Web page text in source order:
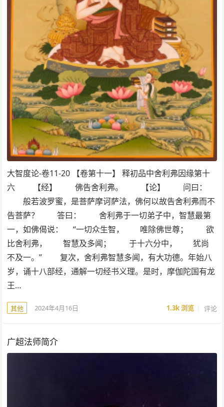
大智度论-卷11-20 【卷第十一】 释初品中舍利弗因缘第十
六 【经】 佛告舍利弗。 【论】 问曰：
般若波罗蜜，是菩萨摩诃萨法，佛何以故告舍利弗而不
告菩萨？ 答曰： 舍利弗于一切弟子中，智慧最第
一，如佛偈说： “一切众生智， 唯除佛世尊； 欲
比舍利弗， 智慧及多闻； 于十六分中， 犹尚
不及一。” 复次，舍利弗智慧多闻，有大功德。年始八
岁，诵十八部经，通解一切经书义理。是时，摩伽陀国有龙
王…
其他 2024年4月16日 1.3k浏览 评论
广超法师简介